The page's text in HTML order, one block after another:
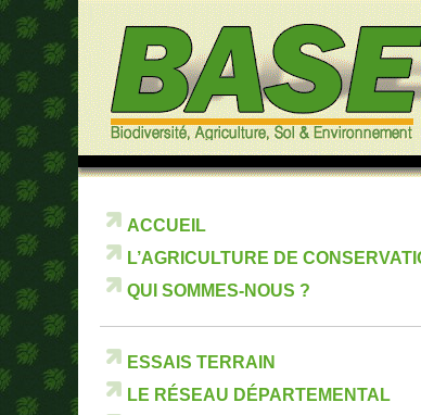
ACCUEIL
L’AGRICULTURE DE
QUI SOMMES-NOUS ?
ESSAIS TERRAIN
LE RÉSEAU DÉPARTEMENTAL